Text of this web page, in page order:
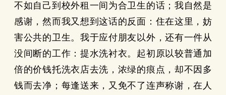
不如自己到校外租一间为合卫生的话；我自然是
感谢，然而我又想到这话的反面：住在这里，妨
害公共的卫生。我于应付朋友以外，还有一件从
没间断的工作：提水洗衬衣。起初原以较普通加
倍的价钱托洗衣店去洗，浓绿的痕点，却不因多
钱而去净；每逢送来，又免不了连声称谢，在人